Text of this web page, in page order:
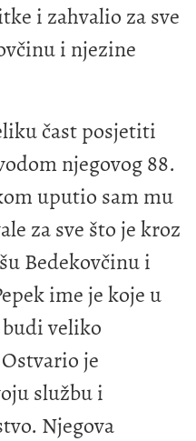
i zahvalio za sve
i njezine
čast posjetiti
njegovog 88.
uputio sam mu
za sve što je kroz
Bedekovčinu i
ime je koje u
veliko
je
službu i
Njegova